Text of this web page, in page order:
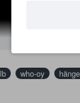
who-oy